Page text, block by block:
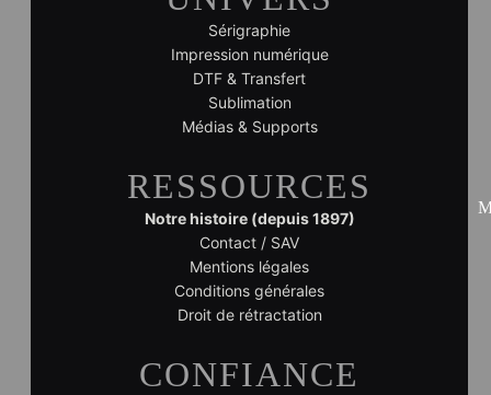
Sérigraphie
Impression numérique
DTF & Transfert
Sublimation
Médias & Supports
RESSOURCES
Notre histoire (depuis 1897)
Contact / SAV
Mentions légales
Conditions générales
Droit de rétractation
CONFIANCE